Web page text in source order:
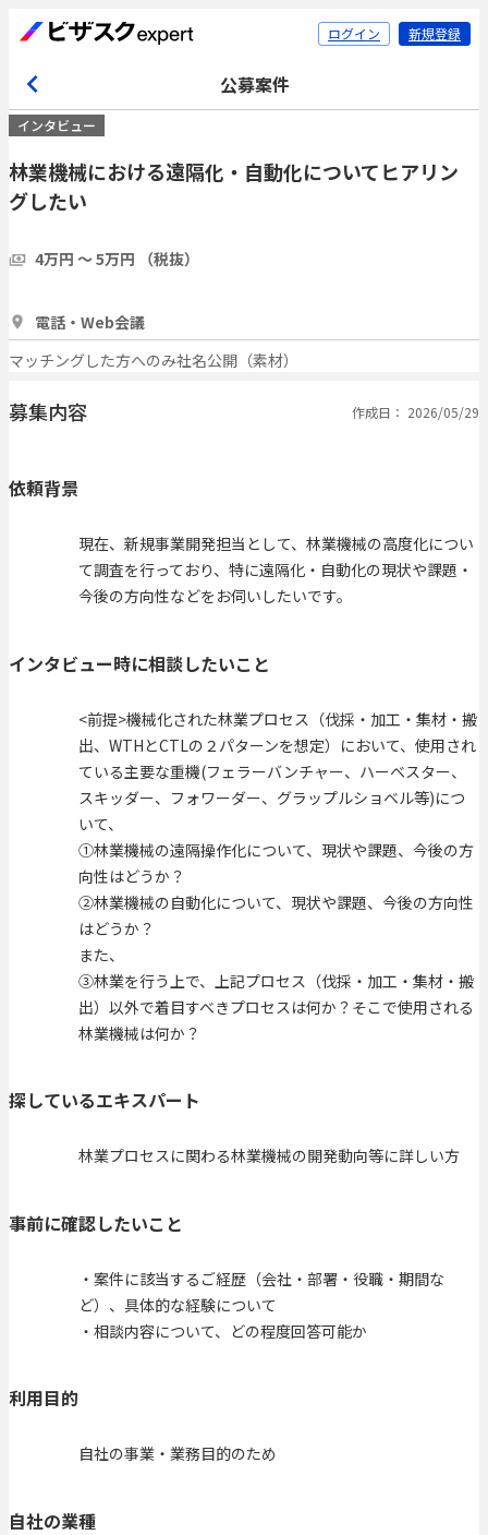
ログイン 新規登録
公募案件
インタビュー
林業機械における遠隔化・自動化についてヒアリン
グしたい
4万円 〜 5万円 （税抜）
電話・Web会議
マッチングした方へのみ社名公開（素材）
募集内容 作成日： 2026/05/29
依頼背景
現在、新規事業開発担当として、林業機械の高度化につい
て調査を行っており、特に遠隔化・自動化の現状や課題・
今後の方向性などをお伺いしたいです。
インタビュー時に相談したいこと
<前提>機械化された林業プロセス（伐採・加工・集材・搬
出、WTHとCTLの２パターンを想定）において、使用され
ている主要な重機(フェラーバンチャー、ハーベスター、
スキッダー、フォワーダー、グラップルショベル等)につ
いて、
①林業機械の遠隔操作化について、現状や課題、今後の方
向性はどうか？
②林業機械の自動化について、現状や課題、今後の方向性
はどうか？
また、
③林業を行う上で、上記プロセス（伐採・加工・集材・搬
出）以外で着目すべきプロセスは何か？そこで使用される
林業機械は何か？
探しているエキスパート
林業プロセスに関わる林業機械の開発動向等に詳しい方
事前に確認したいこと
・案件に該当するご経歴（会社・部署・役職・期間な
ど）、具体的な経験について
・相談内容について、どの程度回答可能か
利用目的
自社の事業・業務目的のため
自社の業種